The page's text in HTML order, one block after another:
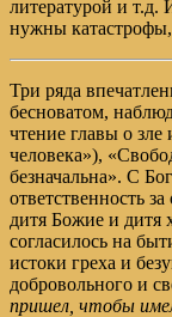
литературой и т.д.
нужны катастрофы,
Три ряда
бесноватом,
чтение главы о зле
человека»),
безначальна». С
ответственность
дитя Божие и дитя
согласилось на
истоки греха и
добровольного и
пришел, чтобы